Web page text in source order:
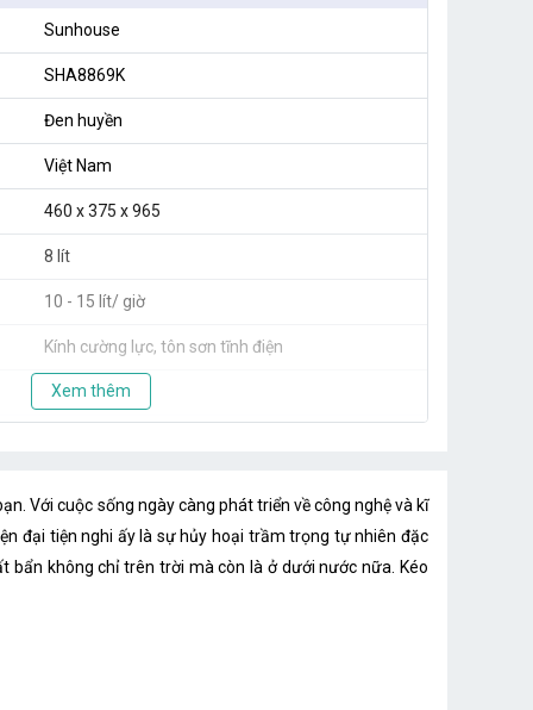
Sunhouse
SHA8869K
Đen huyền
Việt Nam
460 x 375 x 965
8 lít
10 - 15 lít/ giờ
Kính cường lực, tôn sơn tĩnh điện
220 - 240V
Xem thêm
Với cuộc sống ngày càng phát triển về công nghệ và kĩ
đại tiện nghi ấy là sự hủy hoại trầm trọng tự nhiên đặc
bẩn không chỉ trên trời mà còn là ở dưới nước nữa. Kéo